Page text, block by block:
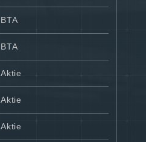
BTA
BTA
Aktie
Aktie
Aktie